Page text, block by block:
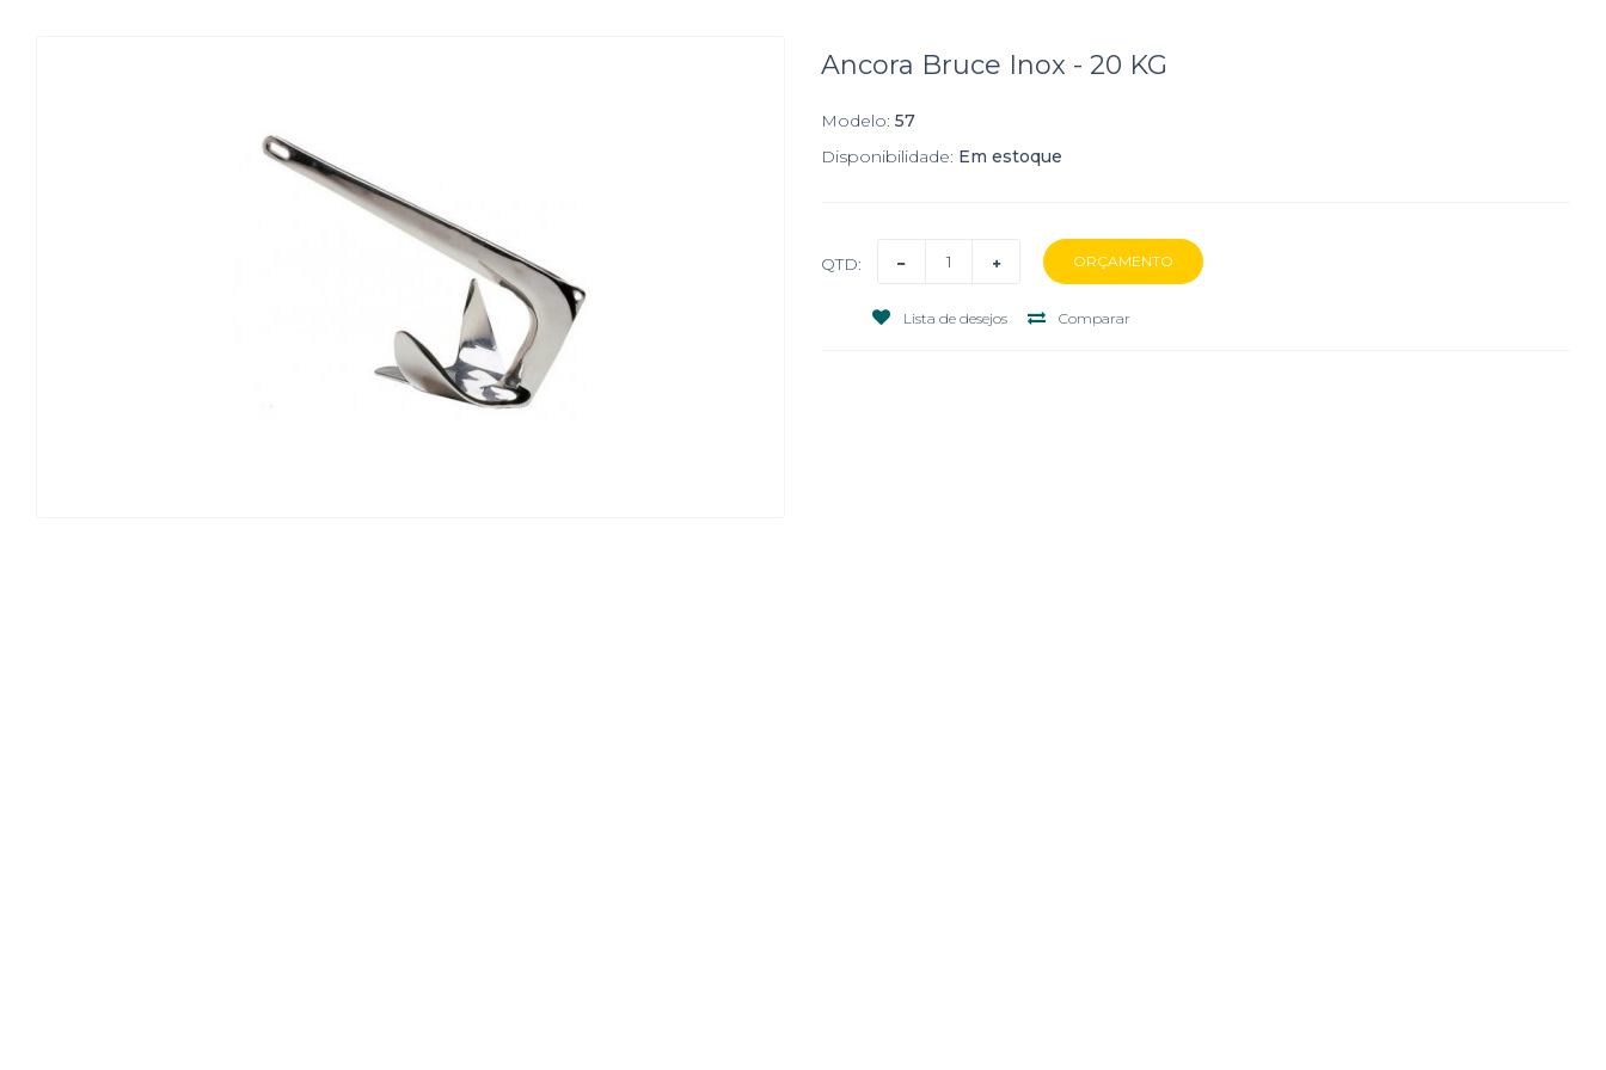
Ancora Bruce Inox - 20 KG
Modelo: 57
Disponibilidade: Em estoque
QTD:
Lista de desejos Comparar